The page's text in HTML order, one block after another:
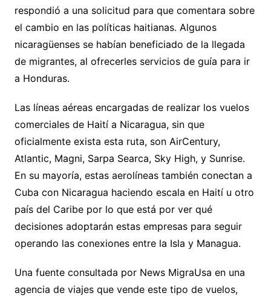
respondió a una solicitud para que comentara sobre
el cambio en las políticas haitianas. Algunos
nicaragüenses se habían beneficiado de la llegada
de migrantes, al ofrecerles servicios de guía para ir
a Honduras.
Las líneas aéreas encargadas de realizar los vuelos
comerciales de Haití a Nicaragua, sin que
oficialmente exista esta ruta, son AirCentury,
Atlantic, Magni, Sarpa Searca, Sky High, y Sunrise.
En su mayoría, estas aerolíneas también conectan a
Cuba con Nicaragua haciendo escala en Haití u otro
país del Caribe por lo que está por ver qué
decisiones adoptarán estas empresas para seguir
operando las conexiones entre la Isla y Managua.
Una fuente consultada por News MigraUsa en una
agencia de viajes que vende este tipo de vuelos,